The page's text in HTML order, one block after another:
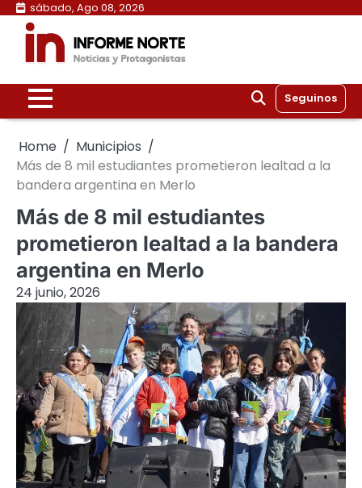
Skip
content
sábado, Ago 08, 2026
Seguinos
Home
Municipios
Más de 8 mil estudiantes prometieron lealtad a la
bandera argentina en Merlo
Más de 8 mil estudiantes
prometieron lealtad a la bandera
argentina en Merlo
24 junio, 2026